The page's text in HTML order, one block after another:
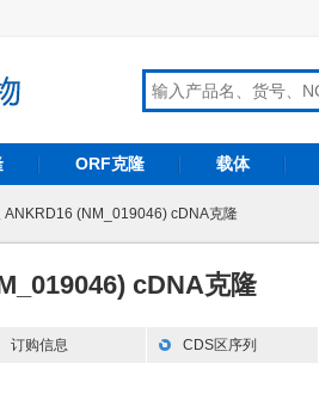
ORF克隆 载体
ANKRD16 (NM_019046) cDNA克隆
cDNA克隆
订购信息 CDS区序列